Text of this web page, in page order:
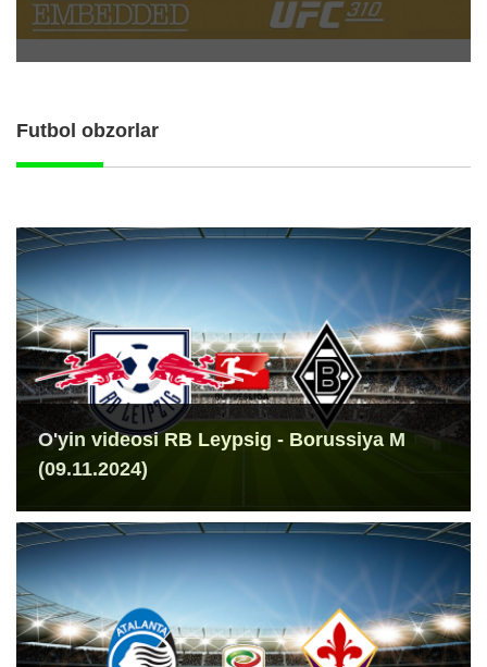
Futbol obzorlar
O'yin videosi RB Leypsig - Borussiya M
(09.11.2024)